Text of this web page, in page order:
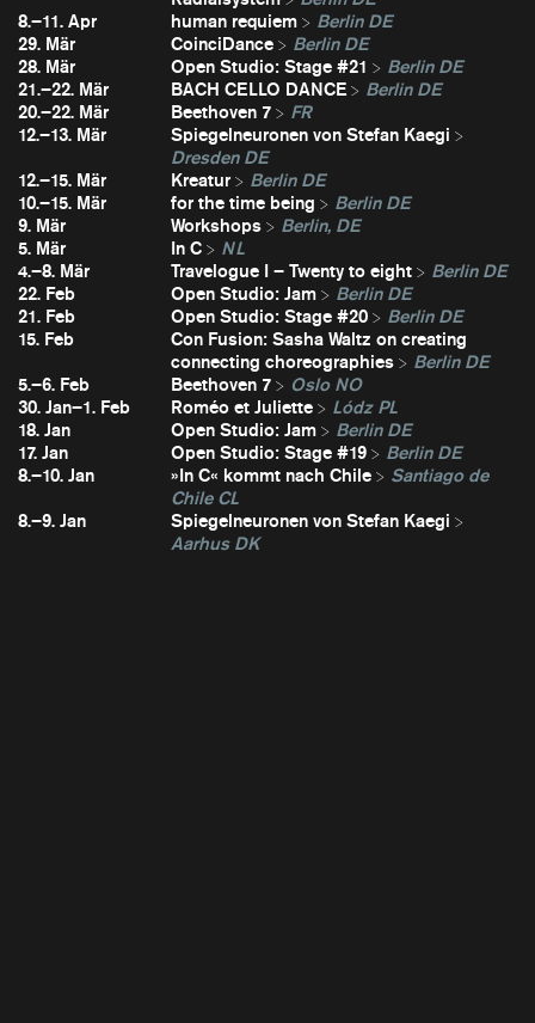
8.–11. Apr
human requiem
Berlin DE
29. Mär
CoinciDance
Berlin DE
28. Mär
Open Studio: Stage #21
Berlin DE
21.–22. Mär
BACH CELLO DANCE
Berlin DE
20.–22. Mär
Beethoven 7
FR
12.–13. Mär
Spiegelneuronen von Stefan Kaegi
Dresden DE
12.–15. Mär
Kreatur
Berlin DE
10.–15. Mär
for the time being
Berlin DE
9. Mär
Workshops
Berlin, DE
5. Mär
In C
NL
4.–8. Mär
Travelogue I – Twenty to eight
Berlin DE
22. Feb
Open Studio: Jam
Berlin DE
21. Feb
Open Studio: Stage #20
Berlin DE
15. Feb
Con Fusion: Sasha Waltz on creating
connecting choreographies
Berlin DE
5.–6. Feb
Beethoven 7
Oslo NO
30. Jan–1. Feb
Roméo et Juliette
Lódz PL
18. Jan
Open Studio: Jam
Berlin DE
17. Jan
Open Studio: Stage #19
Berlin DE
8.–10. Jan
»In C« kommt nach Chile
Santiago de
Chile CL
8.–9. Jan
Spiegelneuronen von Stefan Kaegi
Aarhus DK